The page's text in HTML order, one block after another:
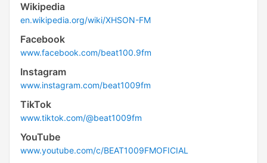
Wikipedia
en.wikipedia.org/wiki/XHSON-FM
Facebook
www.facebook.com/beat100.9fm
Instagram
www.instagram.com/beat1009fm
TikTok
www.tiktok.com/@beat1009fm
YouTube
www.youtube.com/c/BEAT1009FMOFICIAL